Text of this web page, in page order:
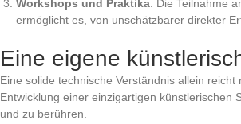
Workshops und Praktika: Die Teilnahme
ermöglicht es, von unschätzbarer direkter
Eine eigene
Eine solide technische Verständnis allein
Entwicklung einer einzigartigen künstlerischen
und zu berühren.